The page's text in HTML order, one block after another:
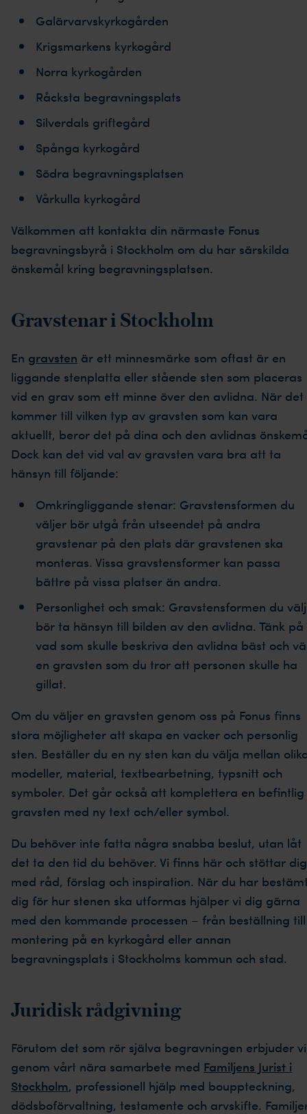
Galärvarvskyrkogården
Krigsmarkens kyrkogård
Norra kyrkogården
Råcksta begravningsplats
Silverdals griftegård
Spånga kyrkogård
Södra begravningsplatsen
Vårkulla kyrkogård
Välkommen att kontakta din närmaste Fonus
begravningsbyrå i Stockholm om du har särskilda
önskemål kring begravningsplatsen.
Gravstenar i Stockholm
En gravsten är ett minnesmärke som oftast är en
liggande stenplatta eller stående sten som placeras
vid en grav som ett minne över den avlidna. När det
kommer till vilken typ av gravsten som kan vara
aktuellt, beror det på dina och den avlidnas
Dock kan det vid val av gravsten vara bra att ta
hänsyn till följande:
Omkringliggande stenar: Gravstensformen du
väljer bör utgå från utseendet på andra
gravstenar på den plats där gravstenen ska
monteras. Vissa gravstensformer kan passa
bättre på vissa platser än andra.
Personlighet och smak: Gravstensformen du
bör ta hänsyn till bilden av den avlidna. Tänk på
vad som skulle beskriva den avlidna bäst och
en gravsten som du tror att personen skulle ha
gillat.
Om du väljer en gravsten genom oss på Fonus finns
stora möjligheter att skapa en vacker och personlig
sten. Beställer du en ny sten kan du välja mellan
modeller, material, textbearbetning, typsnitt och
symboler. Det går också att komplettera en befintlig
gravsten med ny text och/eller symbol.
Du behöver inte fatta några snabba beslut, utan låt
det ta den tid du behöver. Vi finns här och stöttar dig
med råd, förslag och inspiration. När du har
dig för hur stenen ska utformas hjälper vi dig gärna
med den kommande processen – från beställning till
montering på en kyrkogård eller annan
begravningsplats i Stockholms kommun och stad.
Juridisk rådgivning
Förutom det som rör själva begravningen erbjuder
genom vårt nära samarbete med Familjens Jurist i
Stockholm, professionell hjälp med bouppteckning,
dödsboförvaltning, testamente och arvskifte.